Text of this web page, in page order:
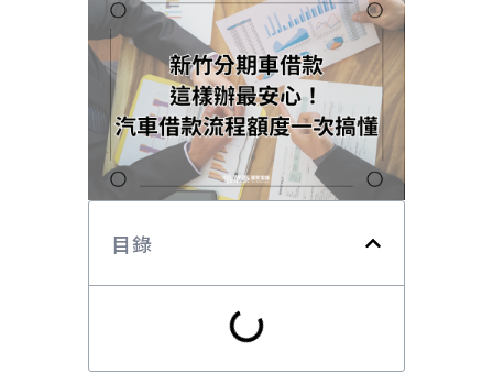
目錄